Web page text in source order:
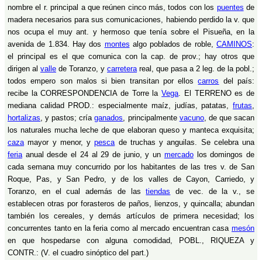
nombre el r. principal a que reúnen cinco más, todos con los puentes de
madera necesarios para sus comunicaciones, habiendo perdido la v. que
nos ocupa el muy ant. y hermoso que tenía sobre el Pisueña, en la
avenida de 1.834. Hay dos montes algo poblados de roble, CAMINOS:
el principal es el que comunica con la cap. de prov.; hay otros que
dirigen al valle de Toranzo, y carreterareal, que pasa a 2 leg. de la pobl.;
todos empero son malos si bien transitan por elloscarros del país:
recibe la CORRESPONDENCIA de Torre laVega. El TERRENO es de
mediana calidad PROD.: especialmente maíz, judías, patatas, frutas,
hortalizas, y pastos; críaganados, principalmente vacuno, de que sacan
los naturales mucha leche de que elaboran queso y manteca exquisita;
cazamayor y menor, ypescade truchas y anguilas. Se celebra una
feriaanual desde el 24 al 29 de junio, y un mercadolos domingos de
cada semana muy concurrido por los habitantes de las tres v. de San
Roque, Pas, y San Pedro, y de los valles de Cayon, Carriedo, y
Toranzo, en el cual además de lastiendas de vec. de la v., se
establecen otras por forasteros de paños, lienzos, y quincalla; abundan
también los cereales, y demás artículos de primera necesidad; los
concurrentes tanto en la feria como al mercado encuentran casa mesón
en que hospedarse con alguna comodidad, POBL., RIQUEZA y
CONTR.: (V. el cuadro sinóptico del part.)